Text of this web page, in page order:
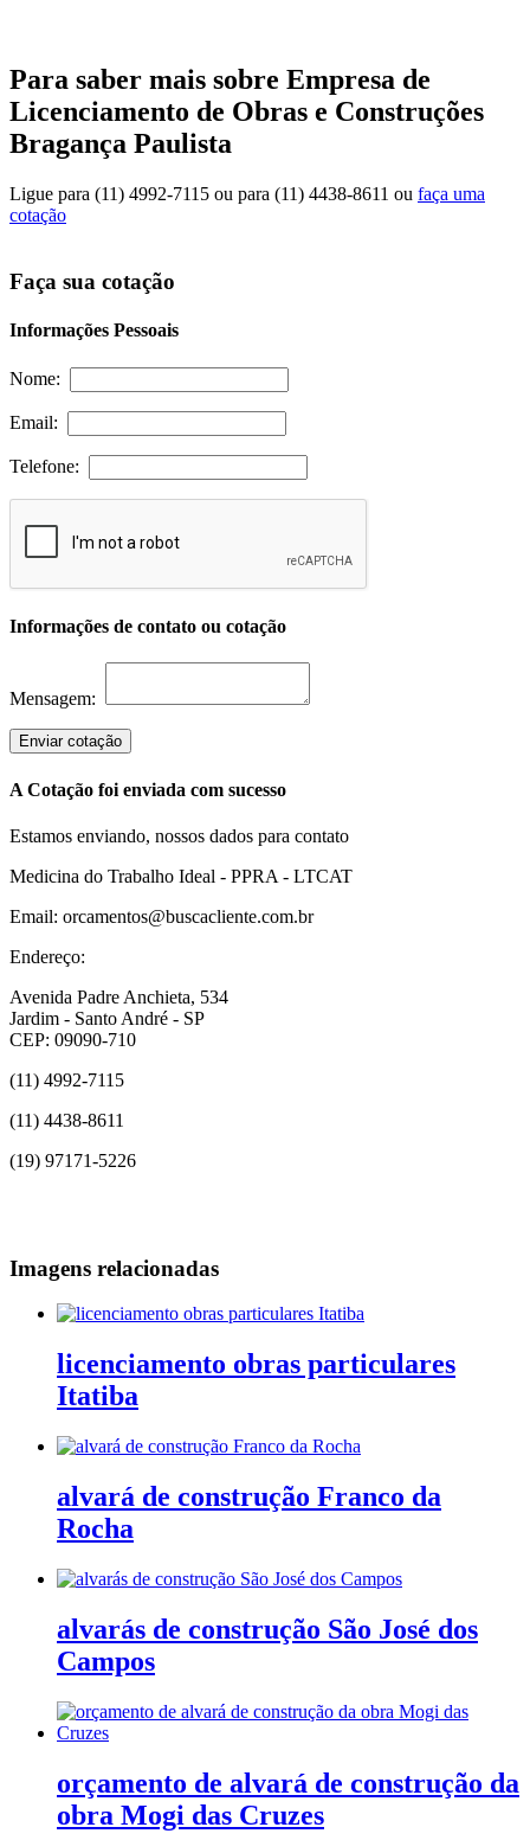
Para saber mais sobre Empresa de
Licenciamento de Obras e Construções
Bragança Paulista
Ligue para (11) 4992-7115 ou para (11) 4438-8611 ou faça uma
cotação
Faça sua cotação
Informações Pessoais
Nome:
Email:
Telefone:
Informações de contato ou cotação
Mensagem:
Enviar cotação
A Cotação foi enviada com sucesso
Estamos enviando, nossos dados para contato
Medicina do Trabalho Ideal - PPRA - LTCAT
Email: orcamentos@buscacliente.com.br
Endereço:
Avenida Padre Anchieta, 534
Jardim - Santo André - SP
CEP: 09090-710
(11) 4992-7115
(11) 4438-8611
(19) 97171-5226
Imagens relacionadas
licenciamento obras particulares
Itatiba
alvará de construção Franco da
Rocha
alvarás de construção São José dos
Campos
orçamento de alvará de construção da
obra Mogi das Cruzes